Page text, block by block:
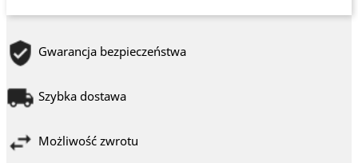
Gwarancja bezpieczeństwa
Szybka dostawa
Możliwość zwrotu